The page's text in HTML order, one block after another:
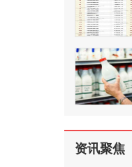
资讯聚焦